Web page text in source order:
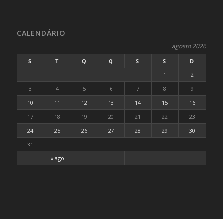
CALENDÁRIO
agosto 2026
S T Q Q S S D
« ago
1
2
3
4 5 6 7 8
9
10
11 12 13 14 15
16
17
18 19 20 21 22
23
24
25 26 27 28 29
30
31